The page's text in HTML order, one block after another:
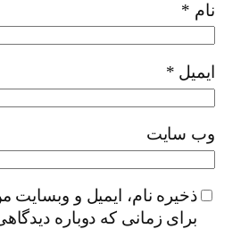
نام *
ایمیل *
وب‌ سایت
ذخیره نام، ایمیل و وبسایت
برای زمانی که دوباره